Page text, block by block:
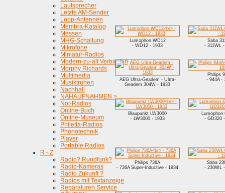
Lautsprecher
Letzte AM-Sender
Loop-Antennen
Membra-Katalog
Messen
MHG-Schaltung
Mikrofone
Miniatur-Radios
Modern-zu-alt Verbinden
Morphy Richards
Multimedia
Musiktruhen
Nachhall
NAHAUFNAHMEN >
Not-Radios
Online-Buch
Online-Museum
Philetta-Radios
Phonotechnik
Player
Portable Radios
R - Z
Radio? Rundfunk?
Radio-Kameras
Radio Zukunft ?
Radios mit Textanzeige
Reparaturen Service
Lumophon WD12
- WD12 - 1933
Saba
- 311WL
AEG Ultra-Geadem - Ultra-
Geadem 304W - 1933
Philips
- 944A -
Blaupunkt LW3000
- LW3000 - 1933
Lumophon
- GD320
Philips 736A
- 736A Super-Inductive - 1934
Saba
- 230WL